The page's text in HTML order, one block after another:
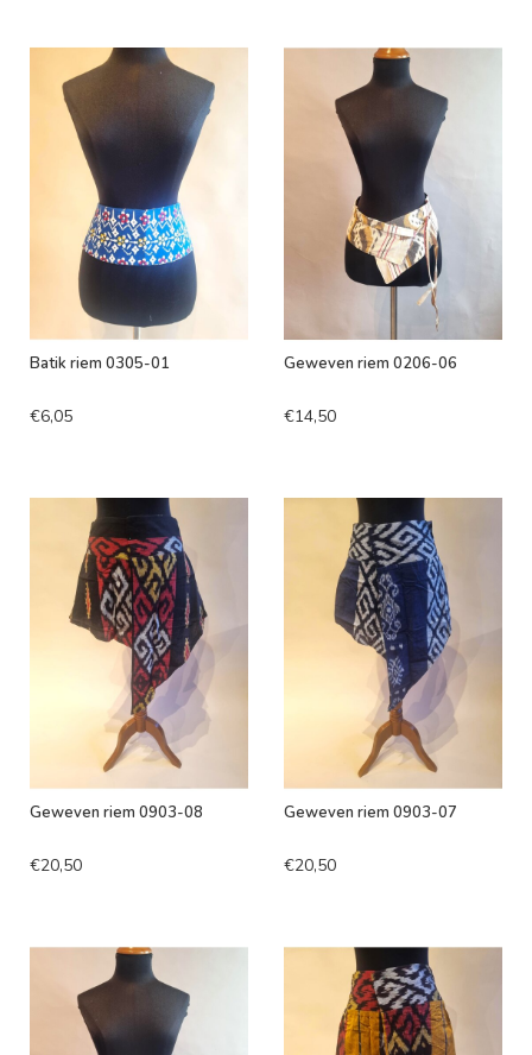
Batik riem 0305-01
€6,05
Geweven riem 0206-06
€14,50
Geweven riem 0903-08
€20,50
Geweven riem 0903-07
€20,50